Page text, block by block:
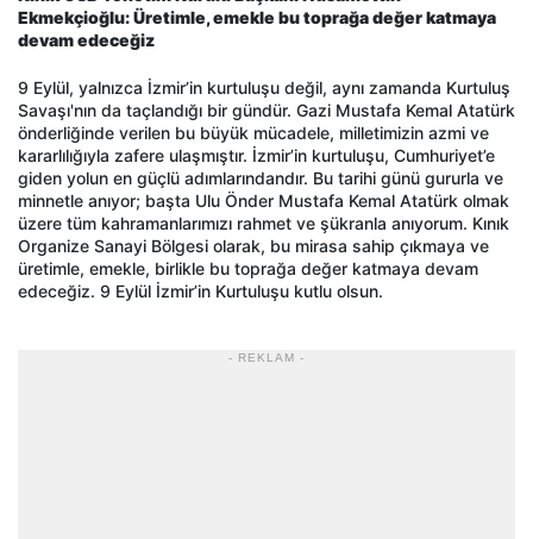
Ekmekçioğlu: Üretimle, emekle bu toprağa değer katmaya
devam edeceğiz
9 Eylül, yalnızca İzmir’in kurtuluşu değil, aynı zamanda Kurtuluş
Savaşı'nın da taçlandığı bir gündür. Gazi Mustafa Kemal Atatürk
önderliğinde verilen bu büyük mücadele, milletimizin azmi ve
kararlılığıyla zafere ulaşmıştır. İzmir’in kurtuluşu, Cumhuriyet’e
giden yolun en güçlü adımlarındandır. Bu tarihi günü gururla ve
minnetle anıyor; başta Ulu Önder Mustafa Kemal Atatürk olmak
üzere tüm kahramanlarımızı rahmet ve şükranla anıyorum. Kınık
Organize Sanayi Bölgesi olarak, bu mirasa sahip çıkmaya ve
üretimle, emekle, birlikle bu toprağa değer katmaya devam
edeceğiz. 9 Eylül İzmir’in Kurtuluşu kutlu olsun.
- REKLAM -